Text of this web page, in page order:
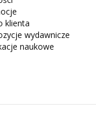
klienta
wydawnicze
naukowe